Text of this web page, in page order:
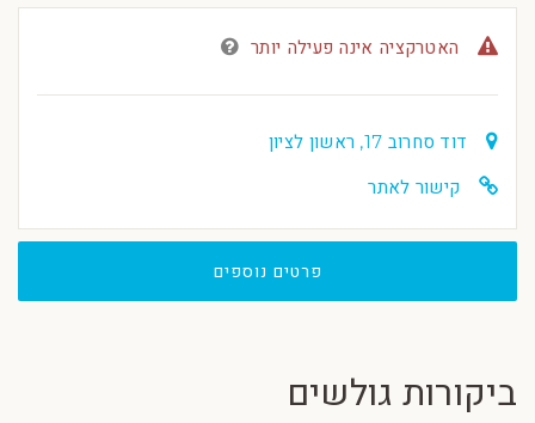
האטרקציה אינה פעילה יותר
דוד סחרוב 17, ראשון לציון
קישור לאתר
פרטים נוספים
ביקורות גולשים